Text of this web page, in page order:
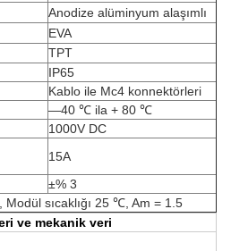
Anodize alüminyum alaşımlı
EVA
TPT
IP65
Kablo ile Mc4 konnektörleri
—40 ℃ ila + 80 ℃
1000V DC
15A
±% 3
Modül sıcaklığı 25 ℃, Am = 1.5
ve mekanik veri